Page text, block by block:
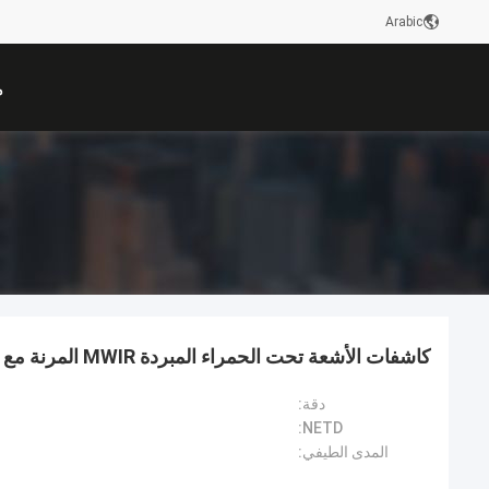
Arabic
كاشفات الأشعة تحت الحمراء المبردة MWIR المرنة مع مبرد ستيرلينغ RS046H
دقة:
NETD:
المدى الطيفي: